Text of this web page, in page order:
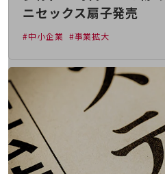
ニュースルームTOP
ニュースリリース
地域からの発表
重要なお知らせ
お知らせ
社外からの評価実績
サステナビリティ
サステナビリティTOP
ニセックス扇子発売
#中小企業 #事業拡大